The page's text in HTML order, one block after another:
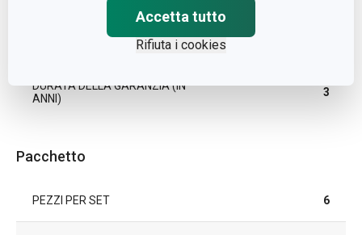
Accetta tutto
Rifiuta i cookies
DURATA DELLA GARANZIA (IN
ANNI)
3
Pacchetto
PEZZI PER SET 6